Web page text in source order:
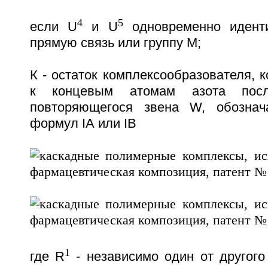
если U4и U5одновременно
прямую связь или группу М;
К - остаток комплексообразователя,
к концевым атомам азота
повторяющегося звена W,
формул IА или IВ
где R1
- независимо один от